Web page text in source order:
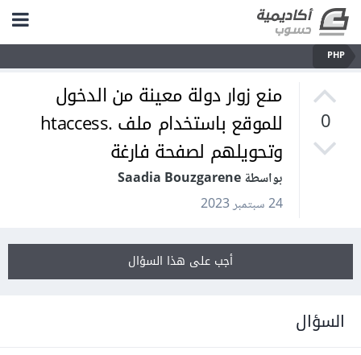
PHP
0
منع زوار دولة معينة من الدخول
للموقع باستخدام ملف .htaccess
وتحويلهم لصفحة فارغة
بواسطة Saadia Bouzgarene
24 سبتمبر 2023
أجب على هذا السؤال
السؤال